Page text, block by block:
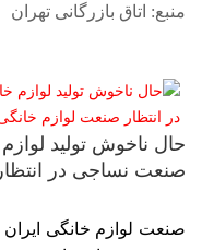
منبع: اتاق بازرگانی تهران
حال ناخوش تولید
صنعت نساجی در
صنعت لوازم خانگی ایران